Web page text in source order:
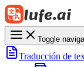
Toggle
Traducción de